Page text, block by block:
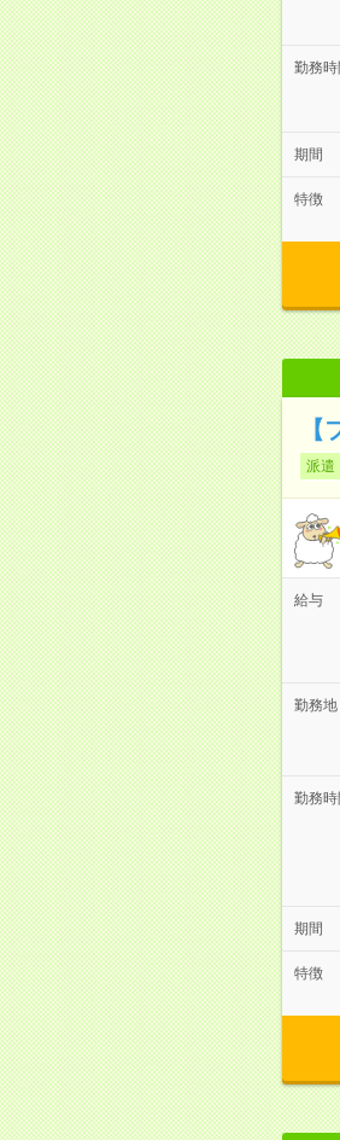
勤務時
期間
特徴
派遣
給与
勤務地
勤務時
期間
特徴